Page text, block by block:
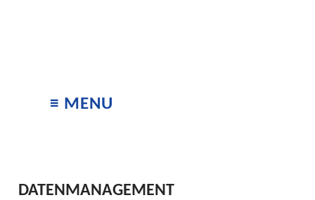
≡ MENU
DATENMANAGEMENT